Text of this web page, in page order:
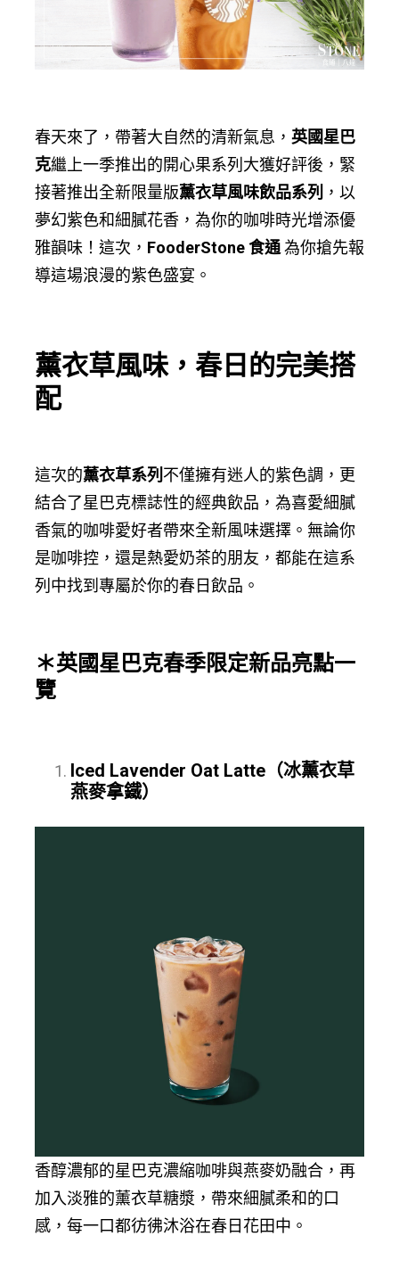
春天來了，帶著大自然的清新氣息， 英國星巴
克繼上一季推出的開心果系列大獲好評後，緊
接著推出全新限量版薰衣草風味飲品系列 ，以
夢幻紫色和細膩花香，為你的咖啡時光增添優
雅韻味！這次， FooderStone 食通為你搶先報
導這場浪漫的紫色盛宴。
薰衣草風味，春日的完美搭
配
這次的薰衣草系列 不僅擁有迷人的紫色調，更
結合了星巴克標誌性的經典飲品，為喜愛細膩
香氣的咖啡愛好者帶來全新風味選擇。無論你
是咖啡控，還是熱愛奶茶的朋友，都能在這系
列中找到專屬於你的春日飲品。
＊英國星巴克春季限定新品亮點一
覽
Iced Lavender Oat Latte（冰薰衣草
燕麥拿鐵）
香醇濃郁的星巴克濃縮咖啡與燕麥奶融合，再
加入淡雅的薰衣草糖漿，帶來細膩柔和的口
感，每一口都彷彿沐浴在春日花田中。